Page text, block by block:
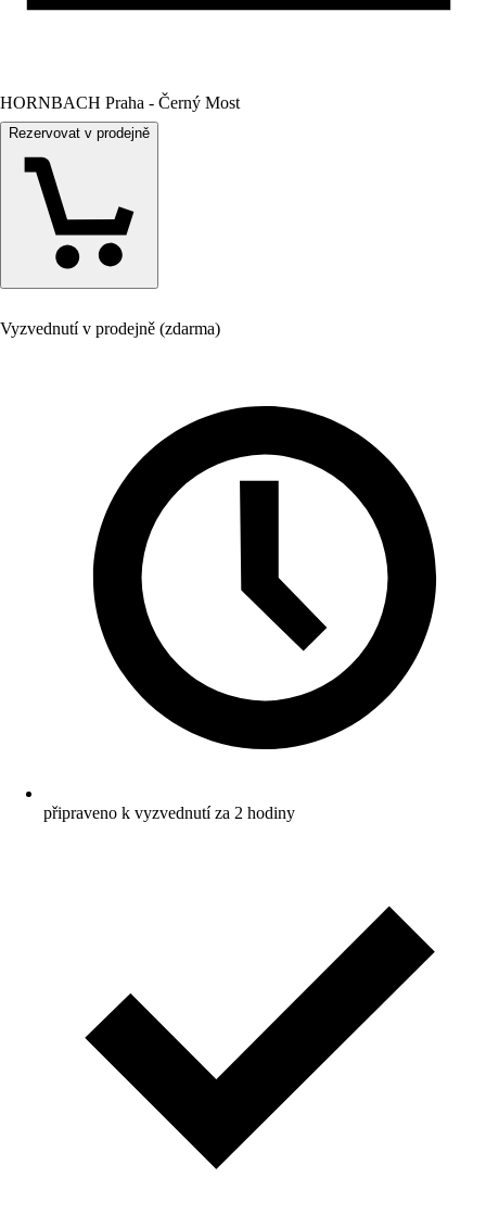
HORNBACH Praha - Černý Most
Rezervovat v prodejně
Vyzvednutí v prodejně (zdarma)
připraveno k vyzvednutí za 2 hodiny